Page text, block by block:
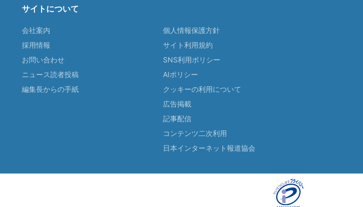
サイトについて
会社案内
採用情報
お問い合わせ
ニュース読者投稿
編集長からの手紙
個人情報保護方針
サイト利用規約
SNS利用ポリシー
AIポリシー
クッキーの利用について
広告掲載
記事配信
コンテンツ二次利用
日本インターネット報道協会